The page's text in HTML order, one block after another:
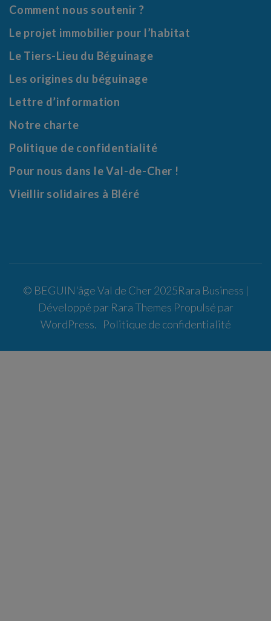
Comment nous soutenir ?
Le projet immobilier pour l’habitat
Le Tiers-Lieu du Béguinage
Les origines du béguinage
Lettre d’information
Notre charte
Politique de confidentialité
Pour nous dans le Val-de-Cher !
Vieillir solidaires à Bléré
© BEGUIN'âge Val de Cher 2025Rara Business |
Développé par Rara Themes Propulsé par
WordPress. Politique de confidentialité